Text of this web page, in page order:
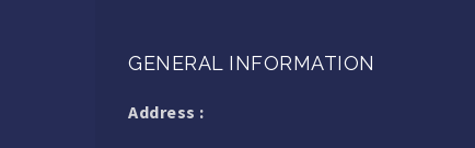
GENERAL INFORMATION
Address :